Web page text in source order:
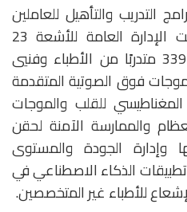
التدريب والتأهيل للعاملين
بأقسام الأشعة، حيث نظمت الإدارة العامة للأشعة 23
برنامجًا تدريبيًا استفاد منها 339 متدربًا من الأطباء وفنيي
فوق الصوتية المتقدمة
للقلب والموجات
والممارسة الآمنة لحقن
وإدارة الجودة والمستوى
الذكاء الاصطناعي في
للأطباء غير المتخصصين.